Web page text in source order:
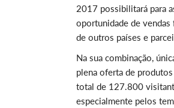
2017 possibilitará para
oportunidade de
de outros países e
Na sua combinação,
plena oferta de
total de 127.800
especialmente pelos